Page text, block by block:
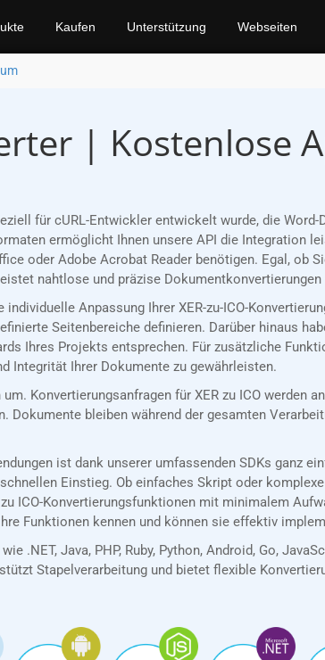
Kaufen Unterstützung Webseiten
| Kostenlose
für cURL-Entwickler entwickelt wurde, die
ermöglicht Ihnen unsere API die Integration
oder Adobe Acrobat Reader benötigen. Egal, ob
nahtlose und präzise
Anpassung Ihrer XER-zu-ICO-
Seitenbereiche definieren. Darüber hinaus
Ihres Projekts entsprechen. Für zusätzliche
Integrität Ihrer Dokumente zu gewährleisten.
Konvertierungsanfragen für XER zu ICO werden
bleiben während der gesamten
ist dank unserer umfassenden SDKs ganz
Einstieg. Ob einfaches Skript oder
ICO-Konvertierungsfunktionen mit minimalem
Funktionen kennen und können sie effektiv
.NET, Java, PHP, Ruby, Python, Android, Go,
Stapelverarbeitung und bietet flexible